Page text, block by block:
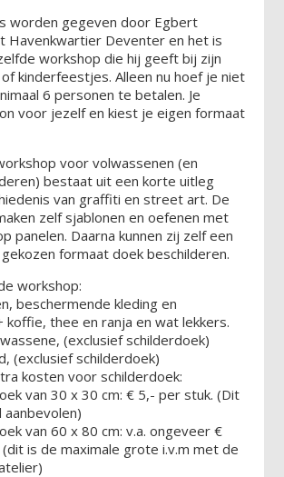
worden gegeven door Egbert
Havenkwartier Deventer en het is
workshop die hij geeft bij zijn
kinderfeestjes. Alleen nu hoef je niet
6 personen te betalen. Je
voor jezelf en kiest je eigen formaat
voor volwassenen (en
bestaat uit een korte uitleg
van graffiti en street art. De
zelf sjablonen en oefenen met
panelen. Daarna kunnen zij zelf een
formaat doek beschilderen.
workshop:
beschermende kleding en
koffie, thee en ranja en wat lekkers.
(exclusief schilderdoek)
(exclusief schilderdoek)
kosten voor schilderdoek:
van 30 x 30 cm: € 5,- per stuk. (Dit
van 60 x 80 cm: v.a. ongeveer €
is de maximale grote i.v.m met de